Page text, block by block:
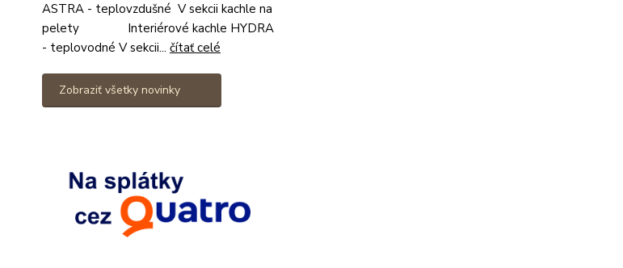
ASTRA - teplovzdušné V sekcii kachle na
pelety Interiérové kachle HYDRA
- teplovodné V sekcii... čítať celé
Zobraziť všetky novinky